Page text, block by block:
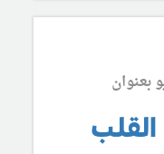
بعنوان